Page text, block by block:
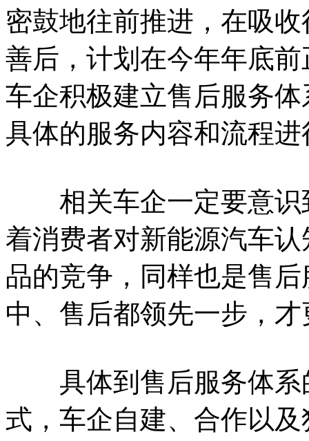
密鼓地往前推进，在吸
善后，计划在今年年底
车企积极建立售后服务
具体的服务内容和流程
相关车企一定要意识
着消费者对新能源汽车
品的竞争，同样也是售
中、售后都领先一步，
具体到售后服务体系
式，车企自建、合作以